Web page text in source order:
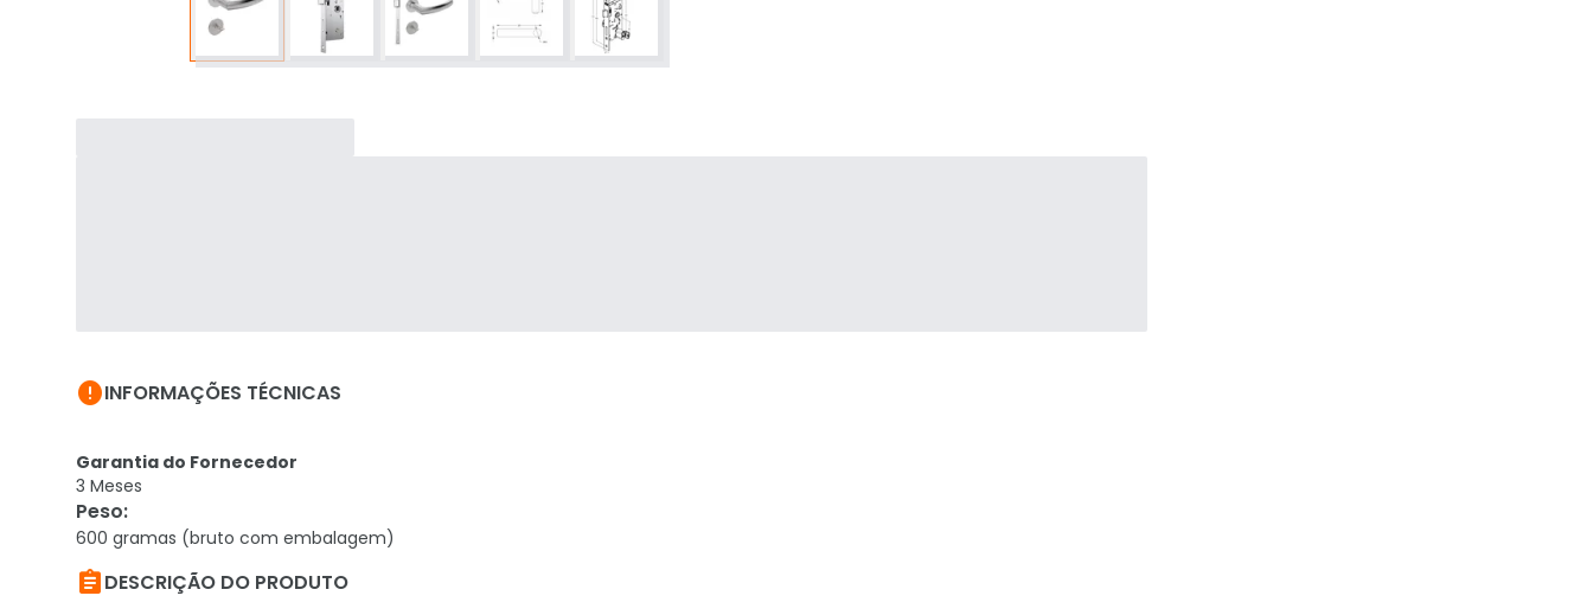
INFORMAÇÕES TÉCNICAS
Garantia do Fornecedor
3 Meses
Peso:
600 gramas (bruto com embalagem)
DESCRIÇÃO DO PRODUTO